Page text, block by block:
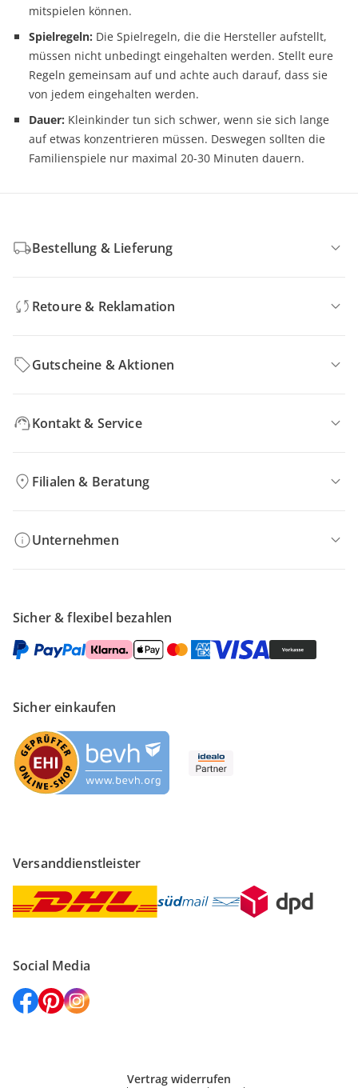
mitspielen können.
Spielregeln: Die Spielregeln, die die Hersteller aufstellt,
müssen nicht unbedingt eingehalten werden. Stellt eure
Regeln gemeinsam auf und achte auch darauf, dass sie
von jedem eingehalten werden.
Dauer: Kleinkinder tun sich schwer, wenn sie sich lange
auf etwas konzentrieren müssen. Deswegen sollten die
Familienspiele nur maximal 20-30 Minuten dauern.
Bestellung & Lieferung
Retoure & Reklamation
Gutscheine & Aktionen
Kontakt & Service
Filialen & Beratung
Unternehmen
Sicher & flexibel bezahlen
Sicher einkaufen
Versanddienstleister
Social Media
Vertrag widerrufen